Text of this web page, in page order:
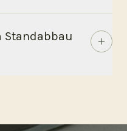
Standabbau